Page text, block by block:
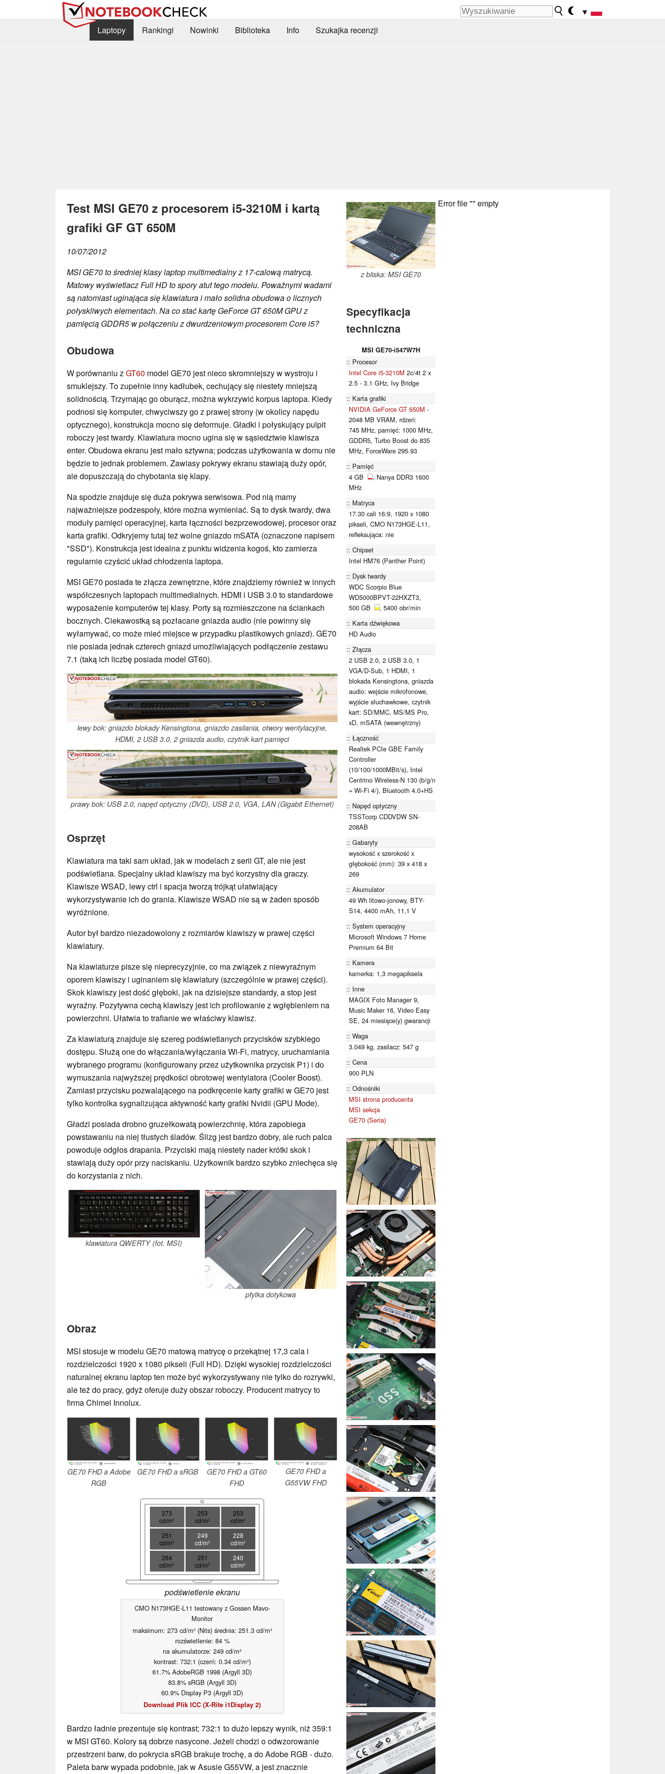
▼
Laptopy
Rankingi Nowinki Biblioteka Info Szukajka recenzji
Test MSI GE70 z procesorem i5-3210M i kartą
grafiki GF GT 650M
10/07/2012
MSI GE70 to średniej klasy laptop multimedialny z 17-calową matrycą.
Matowy wyświetlacz Full HD to spory atut tego modelu. Poważnymi wadami
są natomiast uginająca się klawiatura i mało solidna obudowa o licznych
połyskliwych elementach. Na co stać kartę GeForce GT 650M GPU z
pamięcią GDDR5 w połączeniu z dwurdzeniowym procesorem Core i5?
Obudowa
W porównaniu zGT60 model GE70 jest nieco skromniejszy w wystroju i
smuklejszy. To zupełnie inny kadłubek, cechujący się niestety mniejszą
solidnością. Trzymając go oburącz, można wykrzywić korpus laptopa. Kiedy
podnosi się komputer, chwyciwszy go z prawej strony (w okolicy napędu
optycznego), konstrukcja mocno się deformuje. Gładki i połyskujący pulpit
roboczy jest twardy. Klawiatura mocno ugina się w sąsiedztwie klawisza
enter. Obudowa ekranu jest mało sztywna; podczas użytkowania w domu nie
będzie to jednak problemem. Zawiasy pokrywy ekranu stawiają duży opór,
ale dopuszczają do chybotania się klapy.
Na spodzie znajduje się duża pokrywa serwisowa. Pod nią mamy
najważniejsze podzespoły, które można wymieniać. Są to dysk twardy, dwa
moduły pamięci operacyjnej, karta łączności bezprzewodowej, procesor oraz
karta grafiki. Odkryjemy tutaj też wolne gniazdo mSATA (oznaczone napisem
"SSD"). Konstrukcja jest idealna z punktu widzenia kogoś, kto zamierza
regularnie czyścić układ chłodzenia laptopa.
MSI GE70 posiada te złącza zewnętrzne, które znajdziemy również w innych
współczesnych laptopach multimedialnych. HDMI i USB 3.0 to standardowe
wyposażenie komputerów tej klasy. Porty są rozmieszczone na ściankach
bocznych. Ciekawostką są pozłacane gniazda audio (nie powinny się
wyłamywać, co może mieć miejsce w przypadku plastikowych gniazd). GE70
nie posiada jednak czterech gniazd umożliwiających podłączenie zestawu
7.1 (taką ich liczbę posiada model GT60).
lewy bok: gniazdo blokady Kensingtona, gniazdo zasilania, otwory wentylacyjne,
HDMI, 2 USB 3.0, 2 gniazda audio, czytnik kart pamięci
prawy bok: USB 2.0, napęd optyczny (DVD), USB 2.0, VGA, LAN (Gigabit Ethernet)
Osprzęt
Klawiatura ma taki sam układ, jak w modelach z serii GT, ale nie jest
podświetlana. Specjalny układ klawiszy ma być korzystny dla graczy.
Klawisze WSAD, lewy ctrl i spacja tworzą trójkąt ułatwiający
wykorzystywanie ich do grania. Klawisze WSAD nie są w żaden sposób
wyróżnione.
Autor był bardzo niezadowolony z rozmiarów klawiszy w prawej części
klawiatury.
Na klawiaturze pisze się nieprecyzyjnie, co ma związek z niewyraźnym
oporem klawiszy i uginaniem się klawiatury (szczególnie w prawej części).
Skok klawiszy jest dość głęboki, jak na dzisiejsze standardy, a stop jest
wyraźny. Pozytywna cechą klawiszy jest ich profilowanie z wgłębieniem na
powierzchni. Ułatwia to trafianie we właściwy klawisz.
Za klawiaturą znajduje się szereg podświetlanych przycisków szybkiego
dostępu. Służą one do włączania/wyłączania Wi-Fi, matrycy, uruchamiania
wybranego programu (konfigurowany przez użytkownika przycisk P1) i do
wymuszania najwyższej prędkości obrotowej wentylatora (Cooler Boost).
Zamiast przycisku pozwalającego na podkręcenie karty grafiki w GE70 jest
tylko kontrolka sygnalizująca aktywność karty grafiki Nvidii (GPU Mode).
Gładzi posiada drobno gruzełkowatą powierzchnię, która zapobiega
powstawaniu na niej tłustych śladów. Ślizg jest bardzo dobry, ale ruch palca
powoduje odgłos drapania. Przyciski mają niestety nader krótki skok i
stawiają duży opór przy naciskaniu. Użytkownik bardzo szybko zniechęca się
do korzystania z nich.
klawiatura QWERTY (fot. MSI)
płytka dotykowa
Obraz
MSI stosuje w modelu GE70 matową matrycę o przekątnej 17,3 cala i
rozdzielczości 1920 x 1080 pikseli (Full HD). Dzięki wysokiej rozdzielczości
naturalnej ekranu laptop ten może być wykorzystywany nie tylko do rozrywki,
ale też do pracy, gdyż oferuje duży obszar roboczy. Producent matrycy to
firma Chimei Innolux.
GE70 FHD a Adobe
RGB
GE70 FHD a sRGB
GE70 FHD a GT60
FHD
GE70 FHD a
G55VW FHD
273
cd/m²
253
cd/m²
253
cd/m²
251
cd/m²
249
cd/m²
228
cd/m²
264
cd/m²
251
cd/m²
240
cd/m²
podświetlenie ekranu
CMO N173HGE-L11 testowany z Gossen Mavo-
Monitor
maksimum: 273 cd/m² (Nits) średnia: 251.3 cd/m²
rozświetlenie: 84 %
na akumulatorze: 249 cd/m²
kontrast: 732:1 (czerń: 0.34 cd/m²)
61.7% AdobeRGB 1998 (Argyll 3D)
83.8% sRGB (Argyll 3D)
60.9% Display P3 (Argyll 3D)
Download Plik ICC (X-Rite i1Display 2)
Bardzo ładnie prezentuje się kontrast; 732:1 to dużo lepszy wynik, niż 359:1
w MSI GT60. Kolory są dobrze nasycone. Jeżeli chodzi o odwzorowanie
przestrzeni barw, do pokrycia sRGB brakuje trochę, a do Adobe RGB - dużo.
Paleta barw wypada podobnie, jak w Asusie G55VW, a jest znacznie
z bliska: MSI GE70
Specyfikacja
techniczna
MSI GE70-i547W7H
Procesor
Intel Core i5-3210M 2c/4t 2 x
2.5 - 3.1 GHz, Ivy Bridge
Karta grafiki
NVIDIA GeForce GT 650M -
2048 MB VRAM, rdzeń:
745 MHz, pamięć: 1000 MHz,
GDDR5, Turbo Boost do 835
MHz, ForceWare 295.93
Pamięć
4 GB
, Nanya DDR3 1600
MHz
Matryca
17.30 cali 16:9, 1920 x 1080
pikseli, CMO N173HGE-L11,
refleksująca: nie
Chipset
Intel HM76 (Panther Point)
Dysk twardy
WDC Scorpio Blue
WD5000BPVT-22HXZT3,
500 GB
, 5400 obr/min
Karta dźwiękowa
HD Audio
Złącza
2 USB 2.0, 2 USB 3.0, 1
VGA/D-Sub, 1 HDMI, 1
blokada Kensingtona, gniazda
audio: wejście mikrofonowe,
wyjście słuchawkowe, czytnik
kart: SD/MMC, MS/MS Pro,
xD, mSATA (wewnętrzny)
Łączność
Realtek PCIe GBE Family
Controller
(10/100/1000MBit/s), Intel
Centrino Wireless-N 130 (b/g/n
= Wi-Fi 4/), Bluetooth 4.0+HS
Napęd optyczny
TSSTcorp CDDVDW SN-
208AB
Gabaryty
wysokość x szerokość x
głębokość (mm): 39 x 418 x
269
Akumulator
49 Wh litowo-jonowy, BTY-
S14, 4400 mAh, 11,1 V
System operacyjny
Microsoft Windows 7 Home
Premium 64 Bit
Kamera
kamerka: 1,3 megapiksela
Inne
MAGIX Foto Manager 9,
Music Maker 16, Video Easy
SE, 24 miesiące(y) gwarancji
Waga
3.049 kg, zasilacz: 547 g
Cena
900 PLN
Odnośniki
MSI strona producenta
MSI sekcja
GE70 (Seria)
Error file "" empty